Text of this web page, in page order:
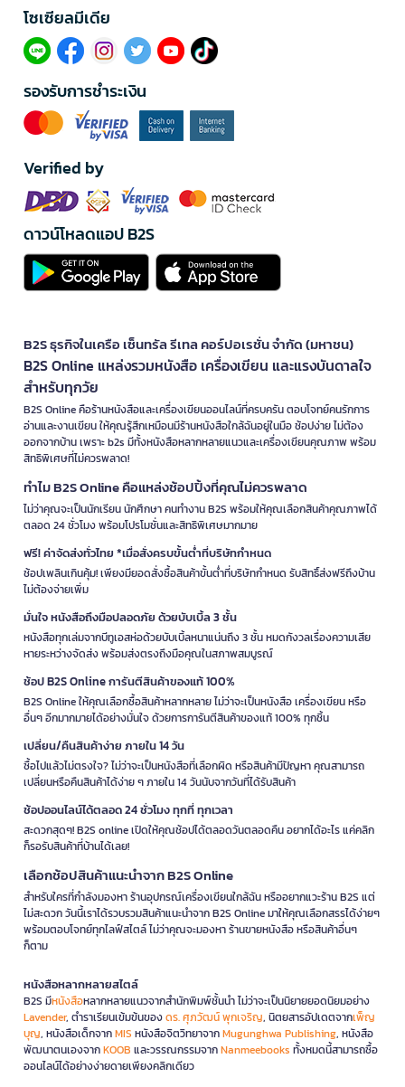
โซเซียลมีเดีย​
รองรับการชำระเงิน
Verified by
ดาวน์โหลดแอป B2S
B2S ธุรกิจในเครือ เซ็นทรัล รีเทล คอร์ปอเรชั่น จำกัด (มหาชน)
B2S Online แหล่งรวมหนังสือ เครื่องเขียน และแรงบันดาลใจ
สำหรับทุกวัย
B2S Online คือร้านหนังสือและเครื่องเขียนออนไลน์ที่ครบครัน ตอบโจทย์คนรักการ
อ่านและงานเขียน ให้คุณรู้สึกเหมือนมีร้านหนังสือใกล้ฉันอยู่ในมือ ช้อปง่าย ไม่ต้อง
ออกจากบ้าน เพราะ b2s มีทั้งหนังสือหลากหลายแนวและเครื่องเขียนคุณภาพ พร้อม
สิทธิพิเศษที่ไม่ควรพลาด!
ทำไม B2S Online คือแหล่งช้อปปิ้งที่คุณไม่ควรพลาด
ไม่ว่าคุณจะเป็นนักเรียน นักศึกษา คนทำงาน B2S พร้อมให้คุณเลือกสินค้าคุณภาพได้
ตลอด 24 ชั่วโมง พร้อมโปรโมชั่นและสิทธิพิเศษมากมาย
ฟรี! ค่าจัดส่งทั่วไทย *เมื่อสั่งครบขั้นต่ำที่บริษัทกำหนด
ช้อปเพลินเกินคุ้ม! เพียงมียอดสั่งซื้อสินค้าขั้นต่ำที่บริษัทกำหนด รับสิทธิ์ส่งฟรีถึงบ้าน
ไม่ต้องจ่ายเพิ่ม
มั่นใจ หนังสือถึงมือปลอดภัย ด้วยบับเบิ้ล 3 ชั้น
หนังสือทุกเล่มจากบีทูเอสห่อด้วยบับเบิ้ลหนาแน่นถึง 3 ชั้น หมดกังวลเรื่องความเสีย
หายระหว่างจัดส่ง พร้อมส่งตรงถึงมือคุณในสภาพสมบูรณ์
ช้อป B2S Online การันตีสินค้าของแท้ 100%
B2S Online ให้คุณเลือกซื้อสินค้าหลากหลาย ไม่ว่าจะเป็นหนังสือ เครื่องเขียน หรือ
อื่นๆ อีกมากมายได้อย่างมั่นใจ ด้วยการการันตีสินค้าของแท้ 100% ทุกชิ้น
เปลี่ยน/คืนสินค้าง่าย ภายใน 14 วัน
ซื้อไปแล้วไม่ตรงใจ? ไม่ว่าจะเป็นหนังสือที่เลือกผิด หรือสินค้ามีปัญหา คุณสามารถ
เปลี่ยนหรือคืนสินค้าได้ง่าย ๆ ภายใน 14 วันนับจากวันที่ได้รับสินค้า
ช้อปออนไลน์ได้ตลอด 24 ชั่วโมง ทุกที่ ทุกเวลา
สะดวกสุดๆ! B2S online เปิดให้คุณช้อปได้ตลอดวันตลอดคืน อยากได้อะไร แค่คลิก
ก็รอรับสินค้าที่บ้านได้เลย!
เลือกช้อปสินค้าแนะนำจาก B2S Online
สำหรับใครที่กำลังมองหา ร้านอุปกรณ์เครื่องเขียนใกล้ฉัน หรืออยากแวะร้าน B2S แต่
ไม่สะดวก วันนี้เราได้รวบรวมสินค้าแนะนำจาก B2S Online มาให้คุณเลือกสรรได้ง่ายๆ
พร้อมตอบโจทย์ทุกไลฟ์สไตล์ ไม่ว่าคุณจะมองหา ร้านขายหนังสือ หรือสินค้าอื่นๆ
ก็ตาม
หนังสือหลากหลายสไตล์
B2S มีหนังสือหลากหลายแนวจากสำนักพิมพ์ชั้นนำ ไม่ว่าจะเป็นนิยายยอดนิยมอย่าง
Lavender, ตำราเรียนเข้มข้นของดร. ศุภวัฒน์ พุกเจริญ, นิตยสารอัปเดตจากเพ็ญ
บุญ, หนังสือเด็กจากMIS หนังสือจิตวิทยาจากMugunghwa Publishing, หนังสือ
พัฒนาตนเองจากKOOB และวรรณกรรมจากNanmeebooks ทั้งหมดนี้สามารถซื้อ
ออนไลน์ได้อย่างง่ายดายเพียงคลิกเดียว